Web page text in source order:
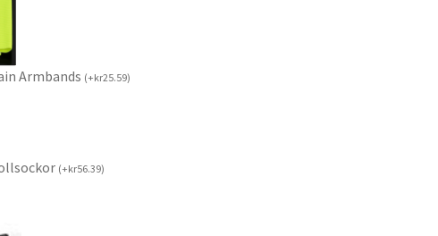
Armbands (+kr25.59)
(+kr56.39)